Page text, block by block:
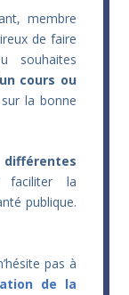
membre
de faire
souhaites
cours ou
la bonne
différentes
la
publique.
pas à
de la